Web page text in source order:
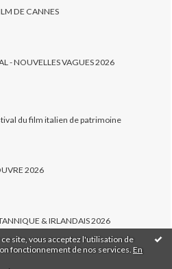
site, vous acceptez l'utilisation de
fonctionnement de nos services. En
DE CANNES
- NOUVELLES VAGUES 2026
du film italien de patrimoine
2026
& IRLANDAIS 2026